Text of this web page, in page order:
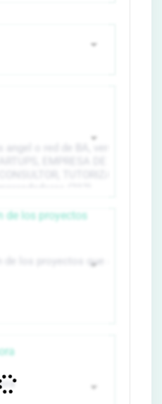
de los proyectos